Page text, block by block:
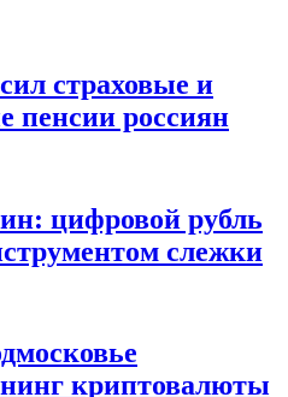
страховые и
пенсии россиян
цифровой рубль
слежки
криптовалюты